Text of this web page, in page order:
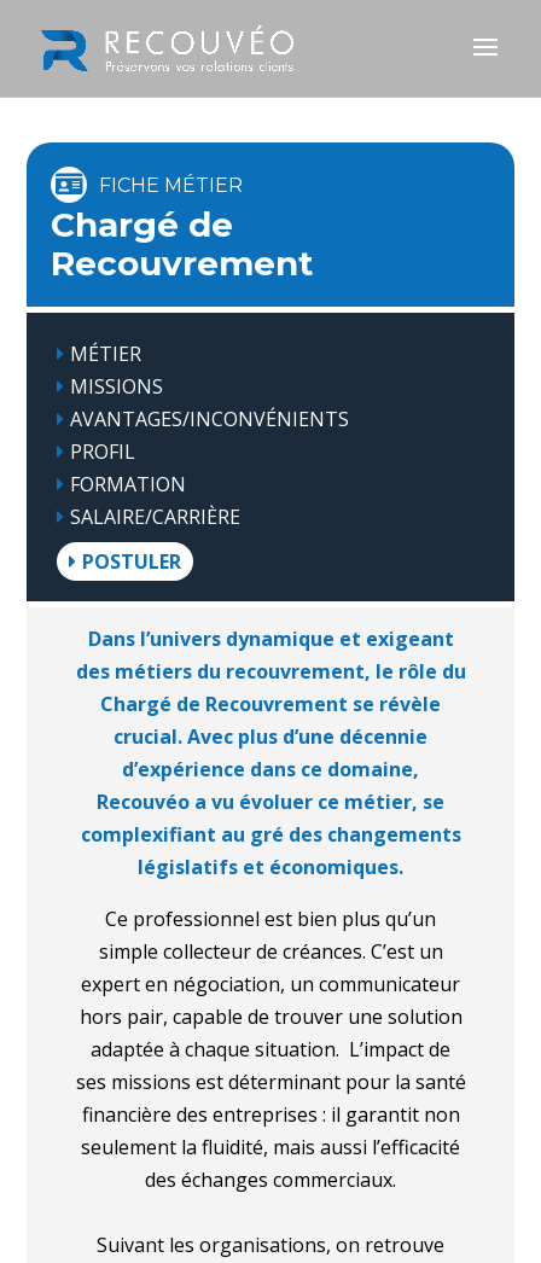
Chargé de
Recouvrement
MÉTIER
MISSIONS
AVANTAGES/INCONVÉNIENTS
PROFIL
FORMATION
SALAIRE/CARRIÈRE
POSTULER
Dans l’univers dynamique et exigeant
des métiers du recouvrement, le rôle du
Chargé de Recouvrement se révèle
crucial. Avec plus d’une décennie
d’expérience dans ce domaine,
Recouvéo a vu évoluer ce métier, se
complexifiant au gré des changements
législatifs et économiques.
Ce professionnel est bien plus qu’un
simple collecteur de créances. C’est un
expert en négociation, un communicateur
hors pair, capable de trouver une solution
adaptée à chaque situation. L’impact de
ses missions est déterminant pour la santé
financière des entreprises : il garantit non
seulement la fluidité, mais aussi l’efficacité
des échanges commerciaux.
Suivant les organisations, on retrouve